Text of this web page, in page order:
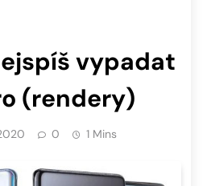
vypadat
(rendery)
0 1 Mins